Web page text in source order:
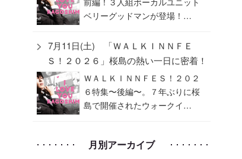
ベリーグッドマンが登場！…
7月11日(土) 「ＷＡＬＫＩＮＮＦＥ
Ｓ！２０２６」桜島の熱い一日に密着！
ＷＡＬＫＩＮＮＦＥＳ！２０２
６特集〜後編〜。７年ぶりに桜
島で開催されたウォークイ…
月別アーカイブ